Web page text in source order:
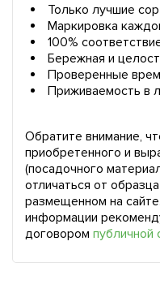
Только лучшие
Маркировка
100%
Бережная и
Проверенные
Приживаемость в
Обратите внимание,
приобретенного и
(посадочного
отличаться от
размещенном на
информации
договором